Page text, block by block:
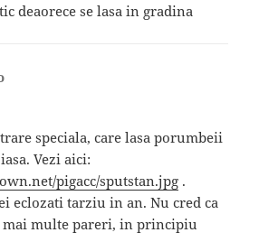
deaorece se lasa in gradina
speciala, care lasa porumbeii
Vezi aici:
pigacc/sputstan.jpg .
eclozati tarziu in an. Nu cred ca
mai multe pareri, in principiu